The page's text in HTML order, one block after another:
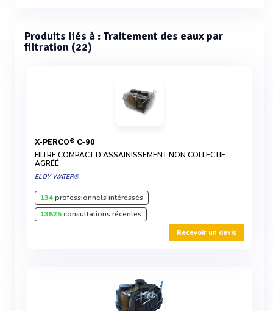
Produits liés à : Traitement des eaux par
filtration (22)
X-PERCO® C-90
FILTRE COMPACT D'ASSAINISSEMENT NON COLLECTIF
AGRÉÉ
ELOY WATER®
134professionnels intéressés
13525consultations récentes
Recevoir un devis